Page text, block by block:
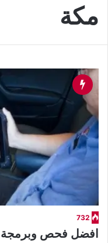
مكة
732
افضل فحص